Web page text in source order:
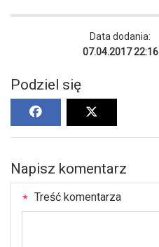
Data dodania:
07.04.2017 22:16
Podziel się
Napisz komentarz
Treść komentarza